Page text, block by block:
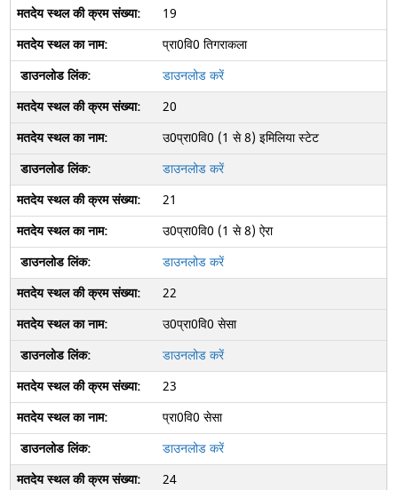
19
प्रा0वि0 तिगराकला
डाउनलोड करें
20
उ0प्रा0वि0 (1 से 8) इमिलिया स्टेट
डाउनलोड करें
21
उ0प्रा0वि0 (1 से 8) ऐरा
डाउनलोड करें
22
उ0प्रा0वि0 सेसा
डाउनलोड करें
23
प्रा0वि0 सेसा
डाउनलोड करें
24